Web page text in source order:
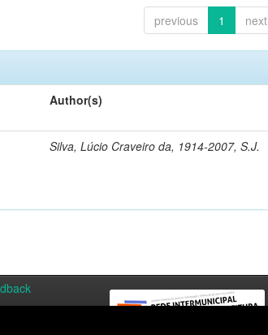
previous 1 next
Author(s)
Silva, Lúcio Craveiro da, 1914-2007, S.J.